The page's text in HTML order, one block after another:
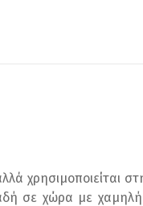
χρησιμοποιείται
σε χώρα με